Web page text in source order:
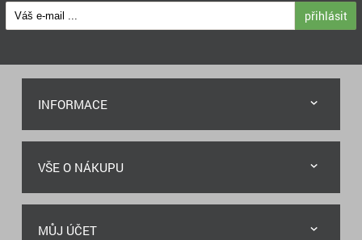
přihlásit
INFORMACE
VŠE O NÁKUPU
MŮJ ÚČET